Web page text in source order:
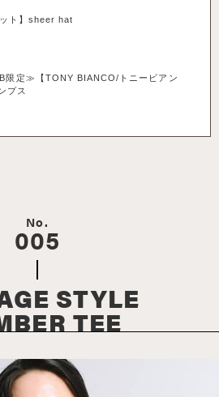
ト】sheer hat
限定≫【TONY BIANCO/トニービアン
プス
No.
005
STYLE
TEE